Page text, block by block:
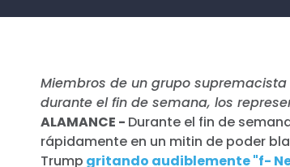
Miembros de un grupo
durante el fin de semana, los
ALAMANCE - Durante el fin de
rápidamente en un mitin de poder
Trump gritando audiblemente "f-